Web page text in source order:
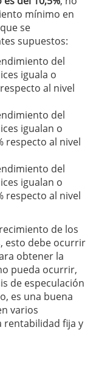
mínimo en
se
supuestos:
del
iguala o
al nivel
del
igualan o
respecto al nivel
del
igualan o
respecto al nivel
de los
esto debe ocurrir
obtener la
pueda ocurrir,
de especulación
es una buena
varios
rentabilidad fija y